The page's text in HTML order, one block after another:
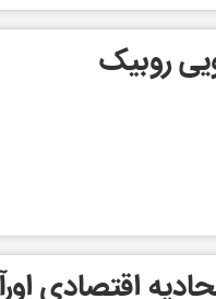
روبیک
اقتصادی